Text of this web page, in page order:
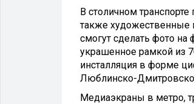
В столичном
также художественные
смогут сделать фото
украшенное рамкой из
инсталляция в форме
Люблинско-
Медиаэкраны в метро,